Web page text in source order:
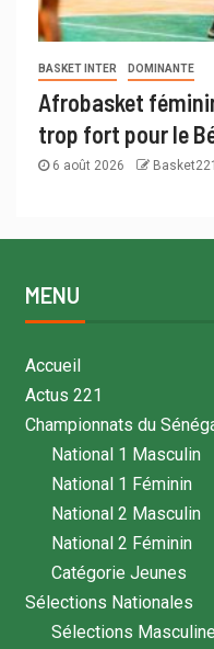
BASKET INTER DOMINANTE
Afrobasket
trop fort pour le
6 août 2026 Basket221
MENU
Accueil
Actus 221
Championnats du
National 1 Masculin
National 1 Féminin
National 2 Masculin
National 2 Féminin
Catégorie Jeunes
Sélections Nationales
Sélections